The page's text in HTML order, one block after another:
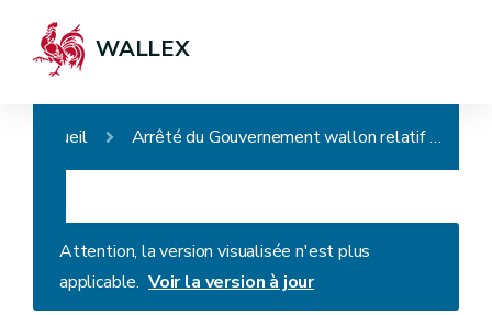
WALLEX
Accueil Arrêté du Gouvernement wallon relatif à l'octroi de subventions aux ménages à revenu modeste pour l'utilisation rationnelle et efficiente de l'énergie
Attention, la version visualisée n'est plus
applicable. Voir la version à jour